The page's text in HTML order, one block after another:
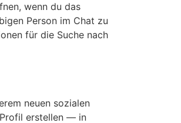
wenn du das
Person im Chat zu
für die Suche nach
neuen sozialen
erstellen — in